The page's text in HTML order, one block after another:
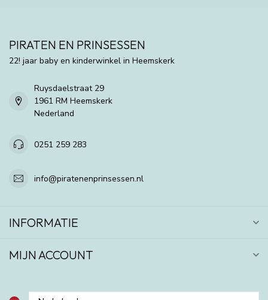
PIRATEN EN PRINSESSEN
22! jaar baby en kinderwinkel in Heemskerk
Ruysdaelstraat 29
1961 RM Heemskerk
Nederland
0251 259 283
info@piratenenprinsessen.nl
INFORMATIE
MIJN ACCOUNT